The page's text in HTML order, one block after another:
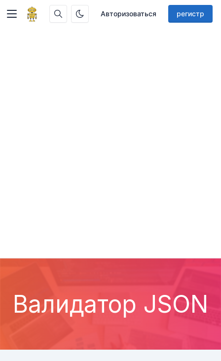
Авторизоваться регистр
Валидатор JSON